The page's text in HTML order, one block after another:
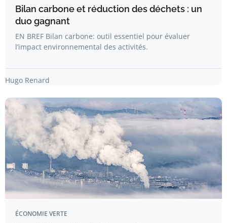
Bilan carbone et réduction des déchets : un
duo gagnant
EN BREF Bilan carbone: outil essentiel pour évaluer
l’impact environnemental des activités.
Hugo Renard
ÉCONOMIE VERTE